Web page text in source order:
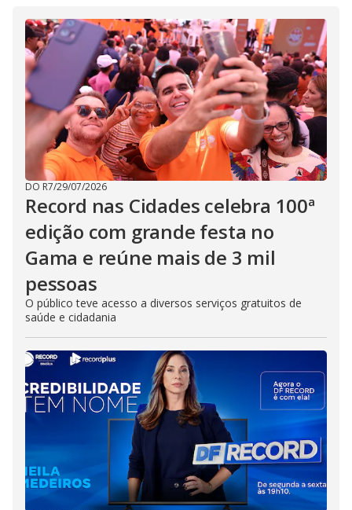
DO R7/29/07/2026
Record nas Cidades celebra 100ª
edição com grande festa no
Gama e reúne mais de 3 mil
pessoas
O público teve acesso a diversos serviços gratuitos de
saúde e cidadania